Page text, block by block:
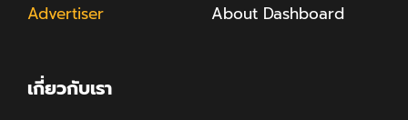
Advertiser
About Dashboard
เกี่ยวกับเรา